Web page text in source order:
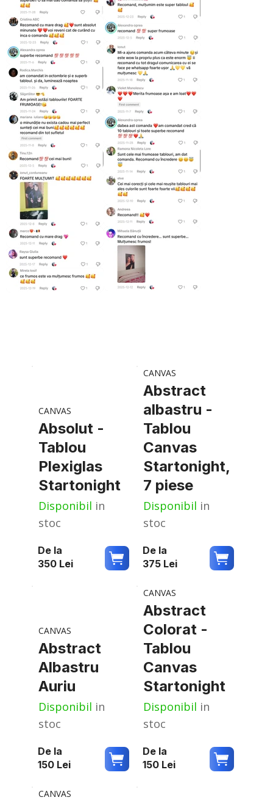
CANVAS
Absolut -
Tablou
Plexiglas
Startonight
Disponibil in
stoc
De la
350 Lei
CANVAS
Abstract
albastru -
Tablou
Canvas
Startonight,
7 piese
Disponibil in
stoc
De la
375 Lei
CANVAS
Abstract
Albastru
Auriu
Disponibil in
stoc
De la
150 Lei
CANVAS
Abstract
Colorat -
Tablou
Canvas
Startonight
Disponibil in
stoc
De la
150 Lei
CANVAS